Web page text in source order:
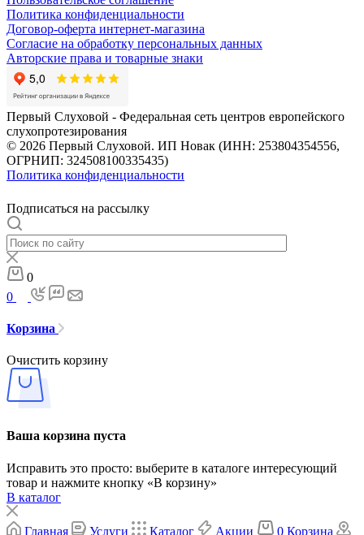
Политика конфиденциальности
Договор-оферта интернет-магазина
Согласие на обработку персональных данных
Авторские права и товарные знаки
Первый Слуховой - Федеральная сеть центров европейского
слухопротезирования
© 2026 Первый Слуховой. ИП Новак (ИНН: 253804354556,
ОГРНИП: 324508100335435)
Политика конфиденциальности
Подписаться на рассылку
0
0
Корзина
Очистить корзину
Ваша корзина пуста
Исправить это просто: выберите в каталоге интересующий
товар и нажмите кнопку «В корзину»
В каталог
Главная Услуги Каталог Акции 0 Корзина